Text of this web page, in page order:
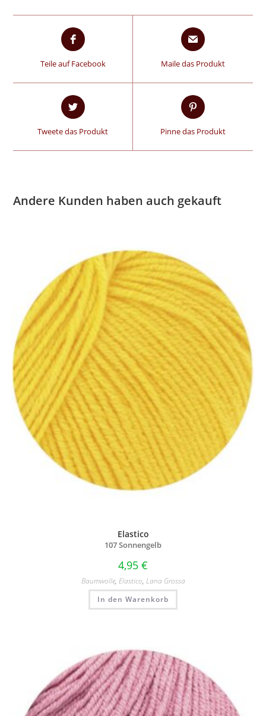
Teile auf Facebook Maile das Produkt
Tweete das Produkt Pinne das Produkt
Andere Kunden haben auch gekauft
Elastico
107 Sonnengelb
4,95 €
Baumwolle, Elastico, Lana Grossa
In den Warenkorb